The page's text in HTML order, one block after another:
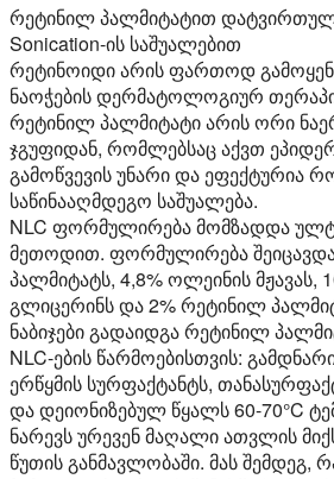
რეტინილ პალმიტატით
Sonication-ის საშუალებით
რეტინოიდი არის ფართოდ
ნაოჭების დერმატოლოგიურ
რეტინილ პალმიტატი არის ორი
ჯგუფიდან, რომლებსაც აქვთ
გამოწვევის უნარი და ეფექტურია
საწინააღმდეგო საშუალება.
NLC ფორმულირება მომზადდა
მეთოდით. ფორმულირება
პალმიტატს, 4,8% ოლეინის მჟავას,
გლიცერინს და 2% რეტინილ
ნაბიჯები გადაიდგა რეტინილ
NLC-ების წარმოებისთვის:
ერწყმის სურფაქტანტს,
და დეიონიზებულ წყალს 60-70°C
ნარევს ურევენ მაღალი ათვლის
წუთის განმავლობაში. მას შემდეგ,